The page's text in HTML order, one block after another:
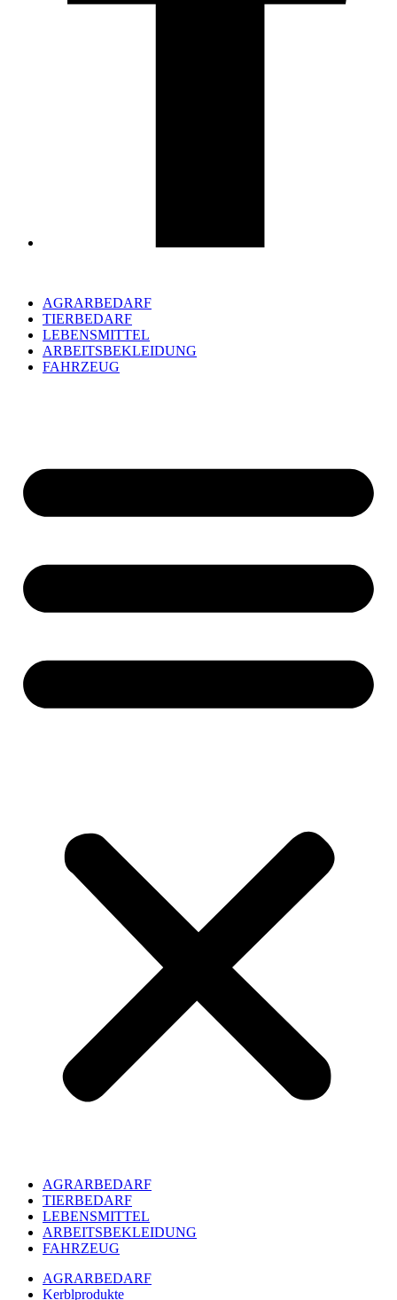
AGRARBEDARF
TIERBEDARF
LEBENSMITTEL
ARBEITSBEKLEIDUNG
FAHRZEUG
AGRARBEDARF
TIERBEDARF
LEBENSMITTEL
ARBEITSBEKLEIDUNG
FAHRZEUG
AGRARBEDARF
Kerblprodukte